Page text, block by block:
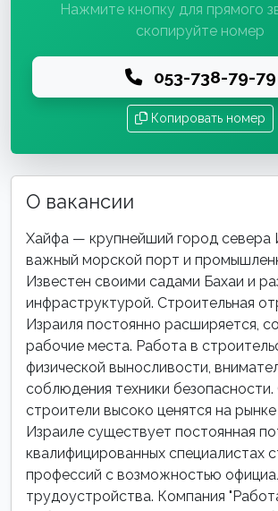
Нажмите кнопку для прямого
скопируйте номер
053-738-79-79
Копировать номер
О вакансии
Хайфа — крупнейший город севера
важный морской порт и
Известен своими садами Бахаи и
инфраструктурой. Строительная
Израиля постоянно расширяется,
рабочие места. Работа в
физической выносливости,
соблюдения техники
строители высоко ценятся на
Израиле существует постоянная
квалифицированных специалистах
профессий с возможностью
трудоустройства. Компания